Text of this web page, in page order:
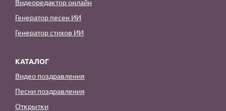
Видеоредактор онлайн
Генератор песен ИИ
Генератор стихов ИИ
КАТАЛОГ
Видео поздравления
Песни поздравления
Открытки